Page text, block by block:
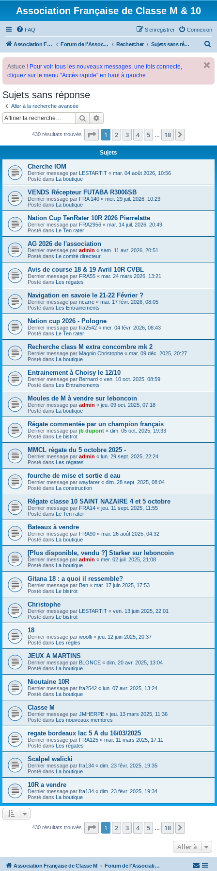
Association Française de Classe M & 10
FAQ Connexion
S’enregistrer
Association Française de Classe M Forum de l'Association Française de Classe M Rechercher Sujets sans réponse
Astuce ! Pour voir tous les nouveaux messages, une fois connecté,
cliquez sur le menu "Accès rapide" en haut à gauche
Sujets sans réponse
Aller à la recherche avancée
Rechercher
430 résultats trouvés Page 1sur18
1 2 3 4 5 18
Sujets
Cherche IOM
Dernier message par LESTARTIT « mar. 04 août 2026, 10:56
Posté dans La boutique
VENDS Récepteur FUTABA R3006SB
Dernier message par FRA 140 « mer. 29 juil. 2026, 10:23
Posté dans La boutique
Nation Cup TenRater 10R 2026 Pierrelatte
Dernier message par FRA2956 « mar. 14 juil. 2026, 20:49
Posté dans Le Ten rater
AG 2026 de l'association
Dernier message par admin « sam. 11 avr. 2026, 20:51
Posté dans Le comité directeur
Avis de course 18 & 19 Avril 10R CVBL
Dernier message par FRA55 « mar. 24 mars 2026, 13:21
Posté dans Les régates
Navigation en savoie le 21-22 Février ?
Dernier message par ncarre « mar. 17 févr. 2026, 08:05
Posté dans Les Entrainements
Nation cup 2026 - Pologne
Dernier message par fra2542 « mer. 04 févr. 2026, 08:43
Posté dans Le Ten rater
Recherche class M extra concombre mk 2
Dernier message par Magnin Christophe « mar. 09 déc. 2025, 20:27
Posté dans La boutique
Entrainement à Choisy le 12/10
Dernier message par Bernard « ven. 10 oct. 2025, 08:59
Posté dans Les Entrainements
Moules de M à vendre sur leboncoin
Dernier message par admin « jeu. 09 oct. 2025, 07:18
Posté dans La boutique
Régate commentée par un champion français
Dernier message par jb dupont « dim. 05 oct. 2025, 19:33
Posté dans Le bistrot
MMCL régate du 5 octobre 2025 -
Dernier message par admin « lun. 29 sept. 2025, 22:24
Posté dans Les régates
fourche de mise et sortie d eau
Dernier message par wayfarer « dim. 28 sept. 2025, 08:04
Posté dans La construction
Régate classe 10 SAINT NAZAIRE 4 et 5 octobre
Dernier message par FRA14 « jeu. 11 sept. 2025, 11:55
Posté dans Le Ten rater
Bateaux à vendre
Dernier message par FRA90 « mar. 26 août 2025, 04:32
Posté dans La boutique
[Plus disponible, vendu ?] Starker sur leboncoin
Dernier message par admin « mer. 02 juil. 2025, 21:08
Posté dans La boutique
Gitana 18 : a quoi il ressemble?
Dernier message par Ben « mar. 17 juin 2025, 17:53
Posté dans Le bistrot
Christophe
Dernier message par LESTARTIT « ven. 13 juin 2025, 22:01
Posté dans Le bistrot
18
Dernier message par woolfi « jeu. 12 juin 2025, 20:37
Posté dans Les règles
JEUX A MARTINS
Dernier message par BLONCE « dim. 20 avr. 2025, 13:04
Posté dans La boutique
Nioutaine 10R
Dernier message par fra2542 « lun. 07 avr. 2025, 13:24
Posté dans La boutique
Classe M
Dernier message par JMHERPE « jeu. 13 mars 2025, 11:36
Posté dans Les nouveaux membres
regate bordeaux lac 5 A du 16/03/2025
Dernier message par FRA125 « mar. 11 mars 2025, 17:11
Posté dans Les régates
Scalpel walicki
Dernier message par fra134 « dim. 23 févr. 2025, 19:35
Posté dans La boutique
10R a vendre
Dernier message par fra134 « dim. 23 févr. 2025, 19:34
Posté dans La boutique
430 résultats trouvés Page 1sur18
1 2 3 4 5 18
Aller à
Association Française de Classe M Forum de l'Association Française de Classe M